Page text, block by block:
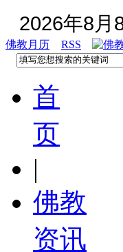
2026年8月
佛教月历 RSS
首
页
|
佛教
资讯